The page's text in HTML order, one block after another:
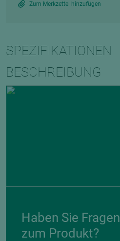
Zum Merkzettel hinzufügen
SPEZIFIKATIONEN
BESCHREIBUNG
Haben Sie Fragen
zum Produkt?